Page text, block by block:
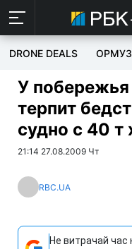
DRONE DEALS
У
терпит
судно с 40 т
21:14 27.08.2009 Чт
RBC.UA
Не витрачай час